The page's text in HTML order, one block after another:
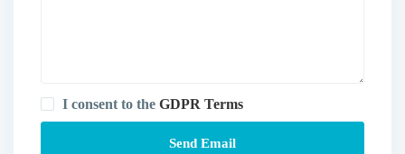
I consent to theGDPR Terms